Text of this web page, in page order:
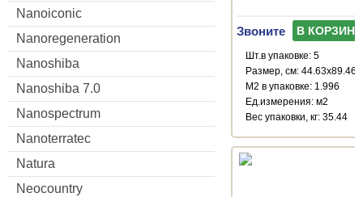
Nanoiconic
Nanoregeneration
Nanoshiba
Nanoshiba 7.0
Nanospectrum
Nanoterratec
Natura
Neocountry
Звоните В КОРЗИНУ
Шт.в упаковке: 5
Размер, см: 44.63x89.46
М2 в упаковке: 1.996
Ед.измерения: м2
Веc упаковки, кг: 35.44